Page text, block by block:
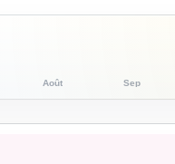
Août Sep